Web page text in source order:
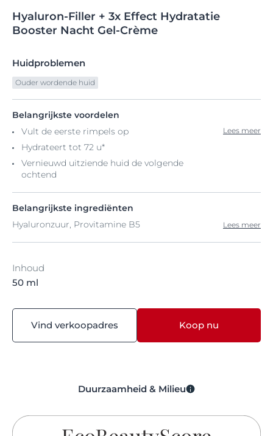
Hyaluron-Filler + 3x Effect Hydratatie
Booster Nacht Gel-Crème
Huidproblemen
Ouder wordende huid
Belangrijkste voordelen
Vult de eerste rimpels op
Hydrateert tot 72 u*
Vernieuwd uitziende huid de volgende
ochtend
Lees meer
Belangrijkste ingrediënten
Hyaluronzuur, Provitamine B5
Lees meer
Inhoud
50 ml
Vind verkoopadres Koop nu
Duurzaamheid & Milieu